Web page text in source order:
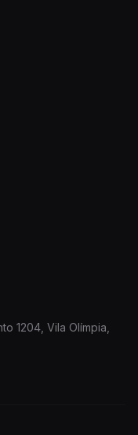
1204, Vila Olímpia,